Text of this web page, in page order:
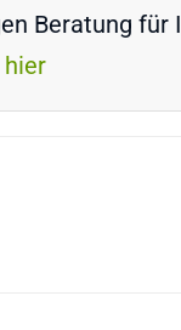
Beratung für
hier